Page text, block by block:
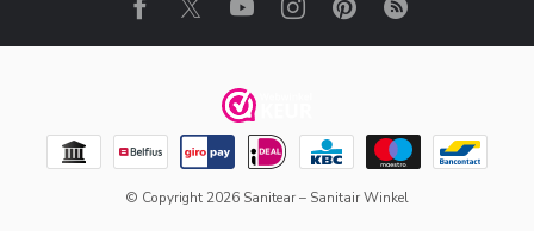
© Copyright 2026 Sanitear – Sanitair Winkel